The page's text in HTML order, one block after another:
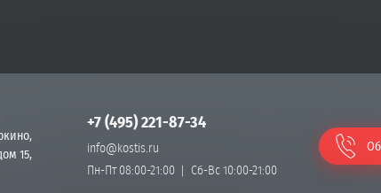
15,
+7 (495) 221-87-34
info@kostis.ru
Пн-Пт 08:00-21:00
Сб-Вс 10:00-21:00